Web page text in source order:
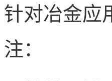
针对冶金应
注：